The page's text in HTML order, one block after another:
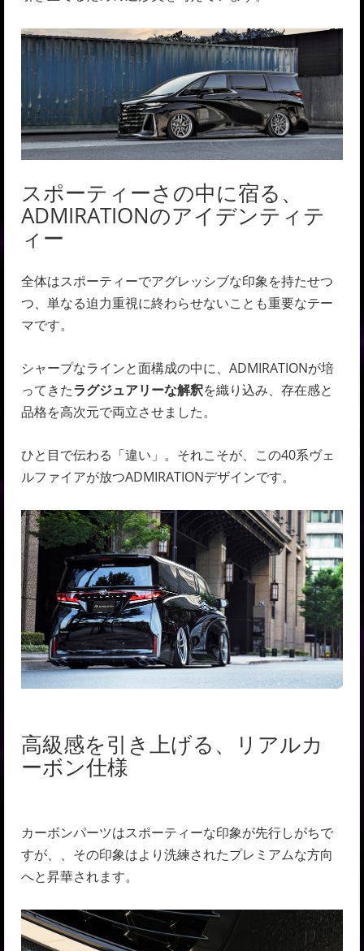
スポーティーさの中に宿る、
ADMIRATIONのアイデンティテ
ィー
全体はスポーティーでアグレッシブな印象を持たせつ
つ、単なる迫力重視に終わらせないことも重要なテー
マです。
シャープなラインと面構成の中に、ADMIRATIONが培
ってきたラグジュアリーな解釈を織り込み、存在感と
品格を高次元で両立させました。
ひと目で伝わる「違い」。それこそが、この40系ヴェ
ルファイアが放つADMIRATIONデザインです。
高級感を引き上げる、リアルカ
ーボン仕様
カーボンパーツはスポーティーな印象が先行しがちで
すが、、その印象はより洗練されたプレミアムな方向
へと昇華されます。